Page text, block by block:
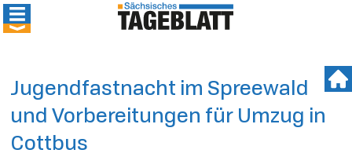
Jugendfastnacht im Spreewald
und Vorbereitungen für Umzug in
Cottbus